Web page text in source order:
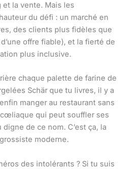
la vente. Mais les
du défi : un marché en
des clients plus fidèles que
offre fiable), et la fierté de
plus inclusive.
chaque palette de farine de
Schär que tu livres, il y a
manger au restaurant sans
qui peut souffler ses
de ce nom. C’est ça, la
moderne.
des intolérants ? Si tu suis